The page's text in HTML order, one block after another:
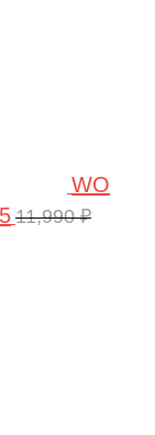
WO
11,990₽